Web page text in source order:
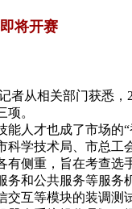
将开赛
从相关部门获悉，
。
才也成了市场的“
学技术局、市总工
重，旨在考查选
和公共服务等服
互等模块的装调